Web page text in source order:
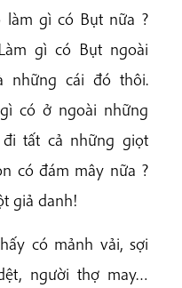
làm gì có Bụt nữa ?
gì có Bụt ngoài
những cái đó thôi.
có ở ngoài những
tất cả những giọt
có đám mây nữa ?
giả danh!
có mảnh vải, sợi
người thợ may…